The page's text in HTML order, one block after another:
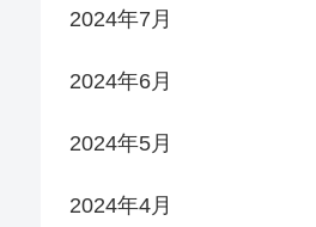
2024年7月
2024年6月
2024年5月
2024年4月